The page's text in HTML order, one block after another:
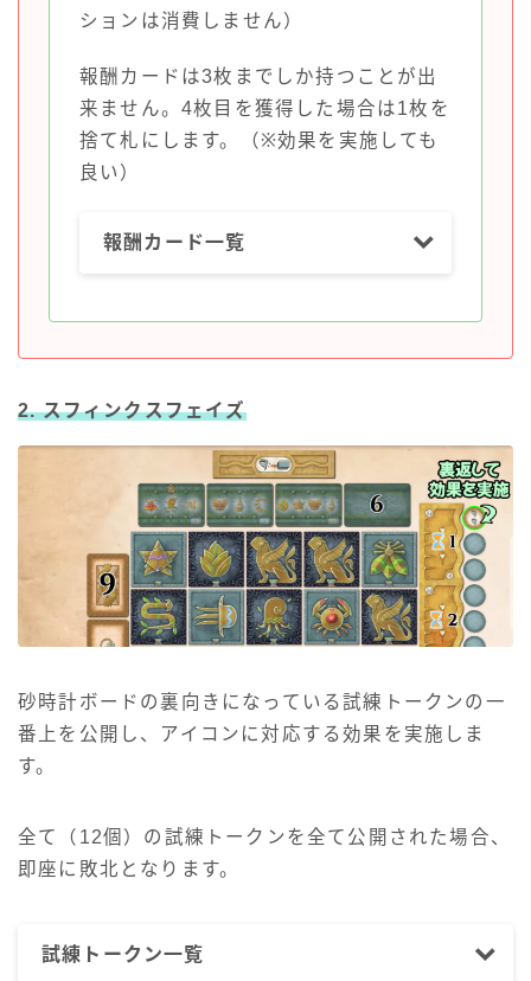
ションは消費しません）
報酬カードは3枚までしか持つことが出
来ません。4枚目を獲得した場合は1枚を
捨て札にします。（※効果を実施しても
良い）
報酬カード一覧
2. スフィンクスフェイズ
砂時計ボードの裏向きになっている試練トークンの一
番上を公開し、アイコンに対応する効果を実施しま
す。
全て（12個）の試練トークンを全て公開された場合、
即座に敗北となります。
試練トークン一覧